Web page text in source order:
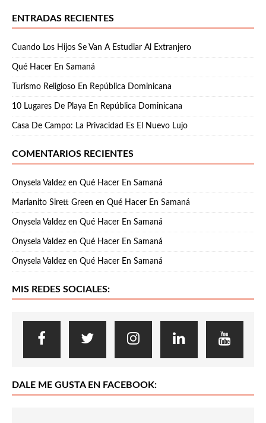
ENTRADAS RECIENTES
Cuando Los Hijos Se Van A Estudiar Al Extranjero
Qué Hacer En Samaná
Turismo Religioso En República Dominicana
10 Lugares De Playa En República Dominicana
Casa De Campo: La Privacidad Es El Nuevo Lujo
COMENTARIOS RECIENTES
Onysela Valdez en Qué Hacer En Samaná
Marianito Sirett Green en Qué Hacer En Samaná
Onysela Valdez en Qué Hacer En Samaná
Onysela Valdez en Qué Hacer En Samaná
Onysela Valdez en Qué Hacer En Samaná
MIS REDES SOCIALES:
DALE ME GUSTA EN FACEBOOK: